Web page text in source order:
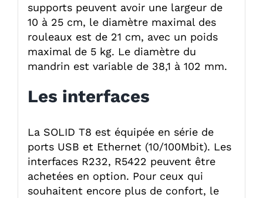
supports peuvent avoir une largeur de
10 à 25 cm, le diamètre maximal des
rouleaux est de 21 cm, avec un poids
maximal de 5 kg. Le diamètre du
mandrin est variable de 38,1 à 102 mm.
Les interfaces
La SOLID T8 est équipée en série de
ports USB et Ethernet (10/100Mbit). Les
interfaces R232, R5422 peuvent être
achetées en option. Pour ceux qui
souhaitent encore plus de confort, le